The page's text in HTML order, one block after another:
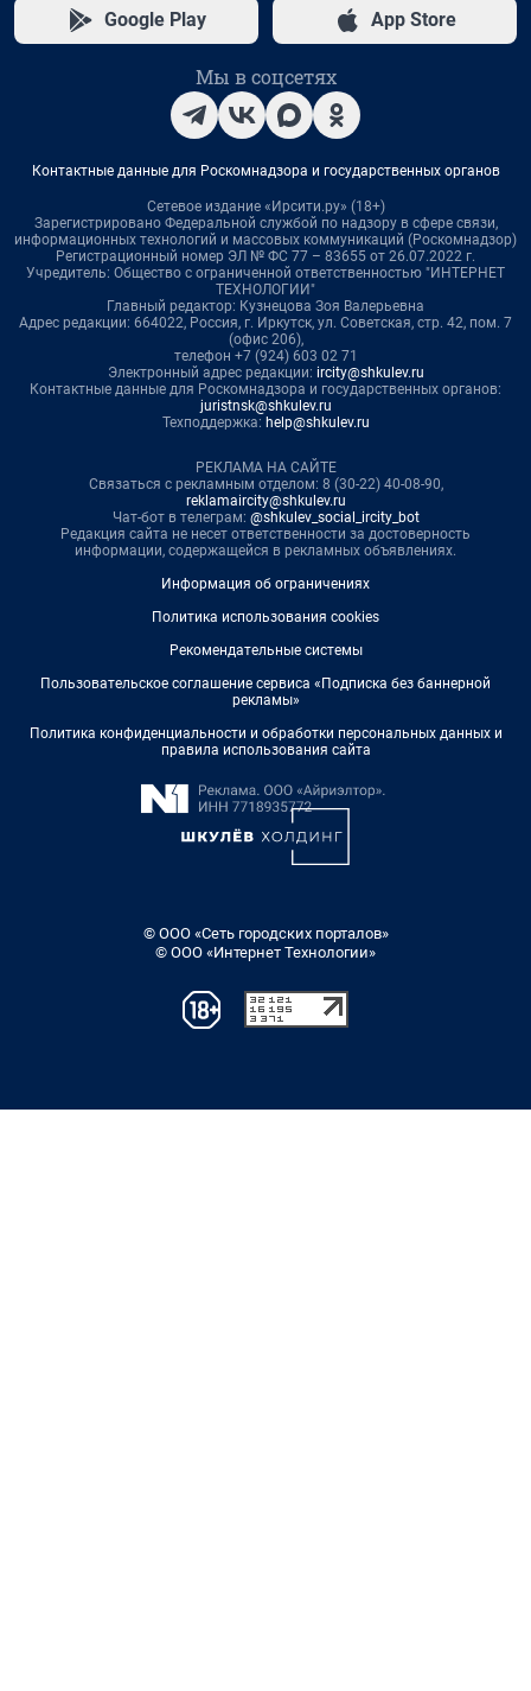
Google Play App Store
Мы в соцсетях
Контактные данные для Роскомнадзора и государственных органов
Сетевое издание «Ирсити.ру» (18+)
Зарегистрировано Федеральной службой по надзору в сфере связи,
информационных технологий и массовых коммуникаций (Роскомнадзор)
Регистрационный номер ЭЛ № ФС 77 – 83655 от 26.07.2022 г.
Учредитель: Общество с ограниченной ответственностью "ИНТЕРНЕТ
ТЕХНОЛОГИИ"
Главный редактор: Кузнецова Зоя Валерьевна
Адрес редакции: 664022, Россия, г. Иркутск, ул. Советская, стр. 42, пом. 7
(офис 206),
телефон +7 (924) 603 02 71
Электронный адрес редакции: ircity@shkulev.ru
Контактные данные для Роскомнадзора и государственных органов:
juristnsk@shkulev.ru
Техподдержка: help@shkulev.ru
РЕКЛАМА НА САЙТЕ
Связаться с рекламным отделом: 8 (30-22) 40-08-90,
reklamaircity@shkulev.ru
Чат-бот в телеграм: @shkulev_social_ircity_bot
Редакция сайта не несет ответственности за достоверность
информации, содержащейся в рекламных объявлениях.
Информация об ограничениях
Политика использования cookies
Рекомендательные системы
Пользовательское соглашение сервиса «Подписка без баннерной
рекламы»
Политика конфиденциальности и обработки персональных данных и
правила использования сайта
© ООО «Сеть городских порталов»
© ООО «Интернет Технологии»